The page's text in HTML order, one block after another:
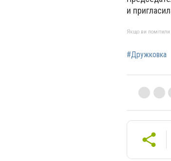
и
Якщо ви помітили
#Дружковка